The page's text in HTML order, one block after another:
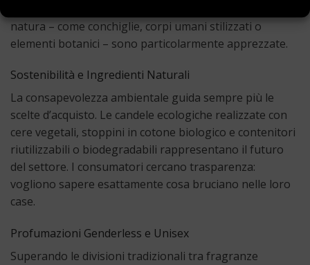
natura – come conchiglie, corpi umani stilizzati o
elementi botanici – sono particolarmente apprezzate.
Sostenibilità e Ingredienti Naturali
La consapevolezza ambientale guida sempre più le
scelte d’acquisto. Le candele ecologiche realizzate con
cere vegetali, stoppini in cotone biologico e contenitori
riutilizzabili o biodegradabili rappresentano il futuro
del settore. I consumatori cercano trasparenza:
vogliono sapere esattamente cosa bruciano nelle loro
case.
Profumazioni Genderless e Unisex
Superando le divisioni tradizionali tra fragranze